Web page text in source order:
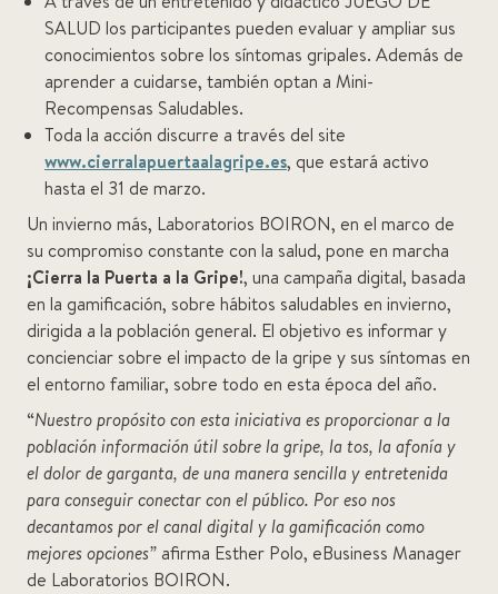
SALUD los participantes pueden evaluar y ampliar sus
conocimientos sobre los síntomas gripales. Además de
aprender a cuidarse, también optan a Mini-
Recompensas Saludables.
Toda la acción discurre a través del site
www.cierralapuertaalagripe.es, que estará activo
hasta el 31 de marzo.
Un invierno más, Laboratorios BOIRON, en el marco de
su compromiso constante con la salud, pone en marcha
¡Cierra la Puerta a la Gripe!, una campaña digital, basada
en la gamificación, sobre hábitos saludables en invierno,
dirigida a la población general. El objetivo es informar y
concienciar sobre el impacto de la gripe y sus síntomas en
el entorno familiar, sobre todo en esta época del año.
“Nuestro propósito con esta iniciativa es proporcionar a la
población información útil sobre la gripe, la tos, la afonía y
el dolor de garganta, de una manera sencilla y entretenida
para conseguir conectar con el público. Por eso nos
decantamos por el canal digital y la gamificación como
mejores opciones” afirma Esther Polo, eBusiness Manager
de Laboratorios BOIRON.